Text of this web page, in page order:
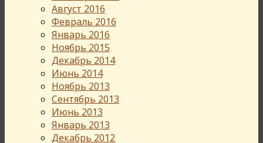
Август 2016
Февраль 2016
Январь 2016
Ноябрь 2015
Декабрь 2014
Июнь 2014
Ноябрь 2013
Сентябрь 2013
Июнь 2013
Январь 2013
Декабрь 2012